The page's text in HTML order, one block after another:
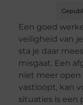
Een goed
veiligheid van
sta je daar
misgaat. Een
niet meer
vastloopt, kan
situaties is een